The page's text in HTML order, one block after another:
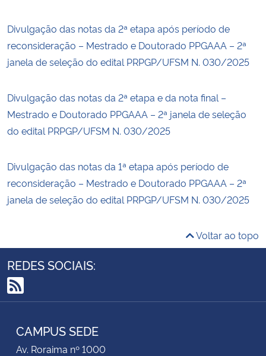
Divulgação das notas da 2ª etapa após período de
reconsideração – Mestrado e Doutorado PPGAAA – 2ª
janela de seleção do edital PRPGP/UFSM N. 030/2025
Divulgação das notas da 2ª etapa e da nota final –
Mestrado e Doutorado PPGAAA – 2ª janela de seleção
do edital PRPGP/UFSM N. 030/2025
Divulgação das notas da 1ª etapa após período de
reconsideração – Mestrado e Doutorado PPGAAA – 2ª
janela de seleção do edital PRPGP/UFSM N. 030/2025
Voltar ao topo
REDES SOCIAIS:
RSS
CAMPUS SEDE
Av. Roraima nº 1000